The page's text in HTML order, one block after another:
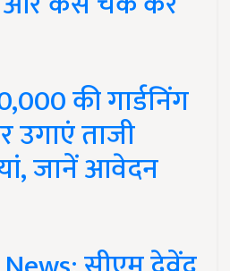
की गार्डनिंग
ताजी
जानें आवेदन